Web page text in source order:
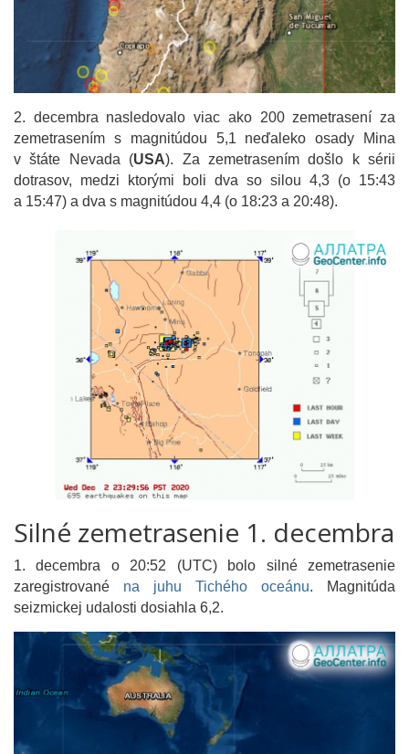
2. decembra nasledovalo viac ako 200 zemetrasení za
zemetrasením s magnitúdou 5,1 neďaleko osady Mina
v štáte Nevada (USA). Za zemetrasením došlo k sérii
dotrasov, medzi ktorými boli dva so silou 4,3 (o 15:43
a 15:47) a dva s magnitúdou 4,4 (o 18:23 a 20:48).
Silné zemetrasenie 1. decembra
1. decembra o 20:52 (UTC) bolo silné zemetrasenie
zaregistrované na juhu Tichého oceánu. Magnitúda
seizmickej udalosti dosiahla 6,2.